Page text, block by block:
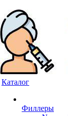
Каталог
Филлеры